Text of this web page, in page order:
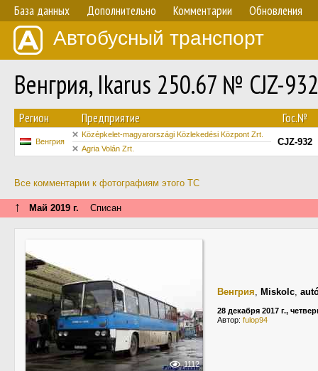
База данных Дополнительно Комментарии Обновления
Автобусный транспорт
Венгрия, Ikarus 250.67 № CJZ-932
Регион Предприятие Гос.№
Венгрия
Középkelet-magyarországi Közlekedési Központ Zrt.
CJZ-932
Agria Volán Zrt.
Все комментарии к фотографиям этого ТС
↑ Май 2019 г. Списан
1112
Венгрия, Miskolc,
28 декабря 2017 г.,
Автор: fulop94